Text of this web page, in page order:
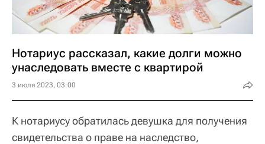
Нотариус рассказал, какие долги можно
унаследовать вместе с квартирой
3 июля 2023, 03:00
К нотариусу обратилась девушка для получения
свидетельства о праве на наследство,